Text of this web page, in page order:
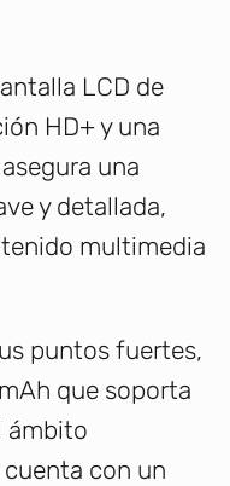
LCD de
HD+ y una
una
y detallada,
multimedia
puntos fuertes,
que soporta
ámbito
con un